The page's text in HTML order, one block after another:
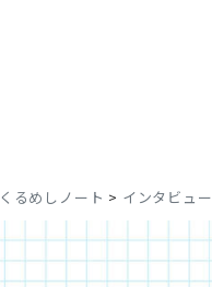
くるめしノート > インタビュー